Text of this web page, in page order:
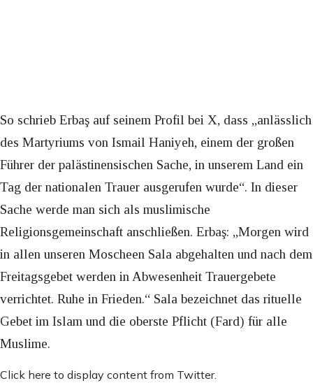
So schrieb Erbaş auf seinem Profil bei X, dass „anlässlich
des Martyriums von Ismail Haniyeh, einem der großen
Führer der palästinensischen Sache, in unserem Land ein
Tag der nationalen Trauer ausgerufen wurde“. In dieser
Sache werde man sich als muslimische
Religionsgemeinschaft anschließen. Erbaş: „Morgen wird
in allen unseren Moscheen Sala abgehalten und nach dem
Freitagsgebet werden in Abwesenheit Trauergebete
verrichtet. Ruhe in Frieden.“ Sala bezeichnet das rituelle
Gebet im Islam und die oberste Pflicht (Fard) für alle
Muslime.
Inhalt
Click here to display content from Twitter.